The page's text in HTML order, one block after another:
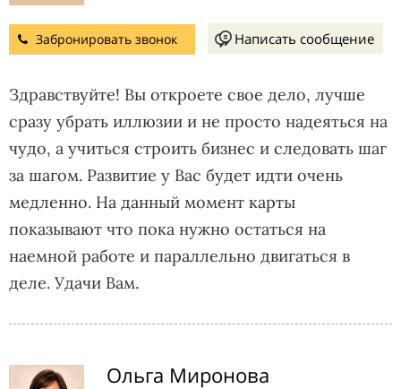
Забронировать звонок Написать сообщение
Здравствуйте! Вы откроете свое дело, лучше
сразу убрать иллюзии и не просто надеяться на
чудо, а учиться строить бизнес и следовать шаг
за шагом. Развитие у Вас будет идти очень
медленно. На данный момент карты
показывают что пока нужно остаться на
наемной работе и параллельно двигаться в
деле. Удачи Вам.
Ольга Миронова